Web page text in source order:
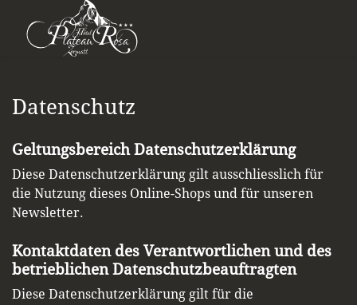
Datenschutz
Geltungsbereich Datenschutzerklärung
Diese Datenschutzerklärung gilt ausschliesslich für
die Nutzung dieses Online-Shops und für unseren
Newsletter.
Kontaktdaten des Verantwortlichen und des
betrieblichen Datenschutzbeauftragten
Diese Datenschutzerklärung gilt für die